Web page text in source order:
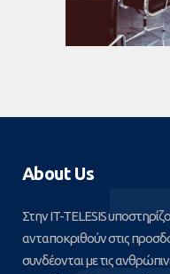
About Us
Στην IT-TELESIS
ανταποκριθούν στις
συνδέονται με τις